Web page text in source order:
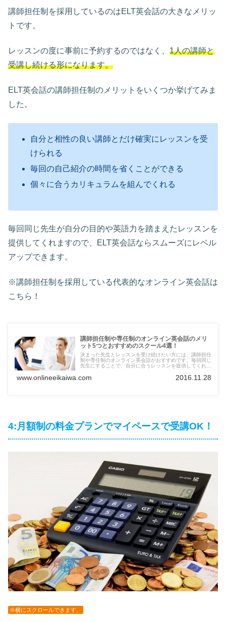
講師担任制を採用しているのはELT英会話の大きなメリッ
トです。
レッスンの度に事前に予約するのではなく、 1人の講師と
受講し続ける形になります。
ELT英会話の講師担任制のメリットをいくつか挙げてみま
した。
自分と相性の良い講師とだけ確実にレッスンを受
けられる
毎回の自己紹介の時間を省くことができる
個々に合うカリキュラムを組んでくれる
毎回同じ先生が自分の目的や英語力を踏まえたレッスンを
提供してくれますので、ELT英会話ならスムーズにレベル
アップできます。
※講師担任制を採用している代表的なオンライン英会話は
こちら！
講師担任制や専任制のオンライン英会話のメリ
ット5つとおすすめのスクール4選！
決まった先生とレッスンを受け続けたい方には、講師担任
制や専任制のオンライン英会話がおすすめです。毎回同じ
先生にすることで、自分に合うレッスンを提供してくれま
を4つ紹介していますので、スクール選びの参考にしてみ
www.onlineeikaiwa.com 2016.11.28
4:月額制の料金プランでマイペースで受講OK！
※横にスクロールできます。